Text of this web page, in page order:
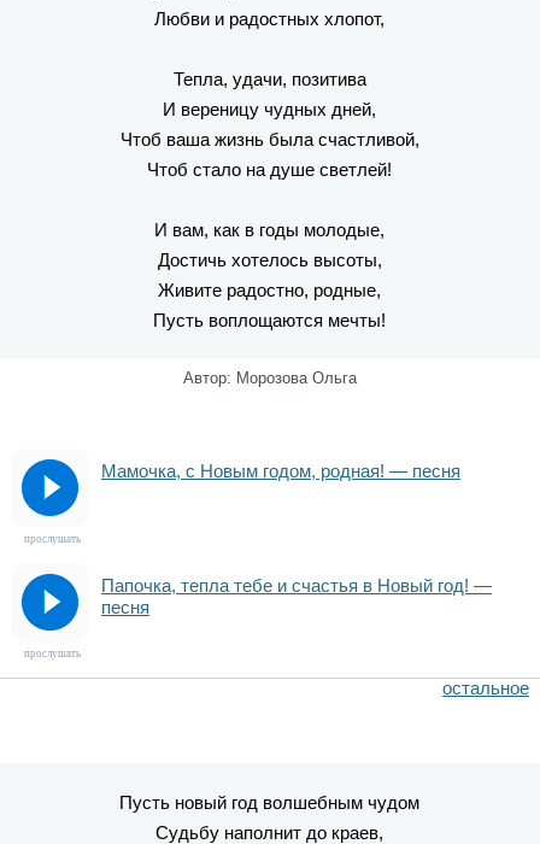
Любви и радостных хлопот,
Тепла, удачи, позитива
И вереницу чудных дней,
Чтоб ваша жизнь была счастливой,
Чтоб стало на душе светлей!
И вам, как в годы молодые,
Достичь хотелось высоты,
Живите радостно, родные,
Пусть воплощаются мечты!
Автор: Морозова Ольга
Мамочка, с Новым годом, родная! — песня
прослушать
Папочка, тепла тебе и счастья в Новый год! —
песня
прослушать
остальное
Пусть новый год волшебным чудом
Судьбу наполнит до краев,